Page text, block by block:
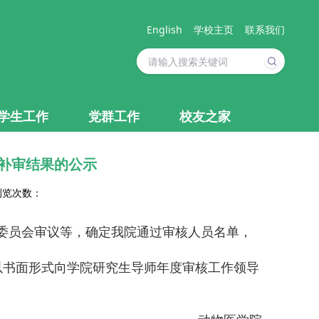
English 学校主页 联系我们
生工作 党群工作 校友之家
审结果的公示
次数：
会审议等，确定我院通过审核人员名单，
面形式向学院研究生导师年度审核工作领导